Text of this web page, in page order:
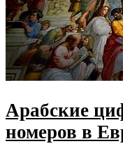
Арабские
номеров в